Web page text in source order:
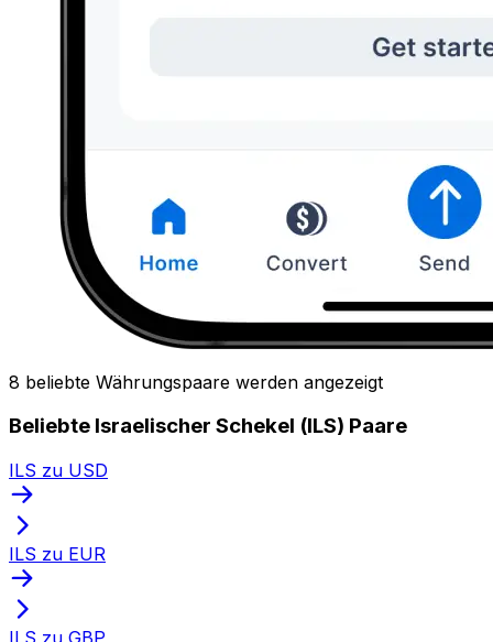
8 beliebte Währungspaare werden angezeigt
Beliebte Israelischer Schekel (ILS) Paare
ILS zu USD
ILS zu EUR
ILS zu GBP